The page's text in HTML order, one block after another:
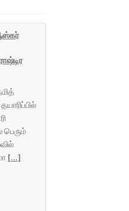
[...]